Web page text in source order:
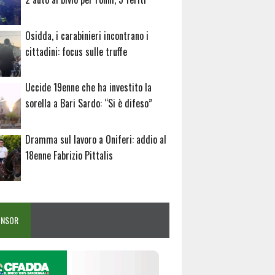
Osidda, i carabinieri incontrano i
cittadini: focus sulle truffe
Uccide 19enne che ha investito la
sorella a Bari Sardo: “Si è difeso”
Dramma sul lavoro a Oniferi: addio al
18enne Fabrizio Pittalis